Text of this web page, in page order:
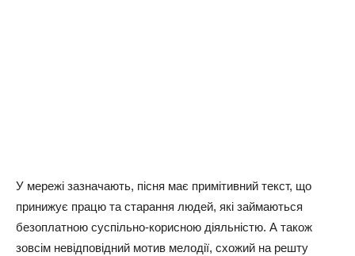
У мережі зазначають, пісня має примітивний текст, що
принижує працю та старання людей, які займаються
безоплатною суспільно-корисною діяльністю. А також
зовсім невідповідний мотив мелодії, схожий на решту